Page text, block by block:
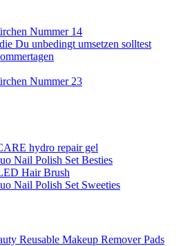
Nummer 14
Du unbedingt umsetzen solltest
Nummer 23
hydro repair gel
Nail Polish Set Besties
Hair Brush
Nail Polish Set Sweeties
Reusable Makeup Remover Pads